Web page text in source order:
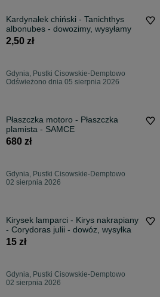
Kardynałek chiński - Tanichthys
albonubes - dowozimy, wysyłamy
2,50 zł
Gdynia, Pustki Cisowskie-Demptowo
Odświeżono dnia 05 sierpnia 2026
Płaszczka motoro - Płaszczka
plamista - SAMCE
680 zł
Gdynia, Pustki Cisowskie-Demptowo
02 sierpnia 2026
Kirysek lamparci - Kirys nakrapiany
- Corydoras julii - dowóz, wysyłka
15 zł
Gdynia, Pustki Cisowskie-Demptowo
02 sierpnia 2026